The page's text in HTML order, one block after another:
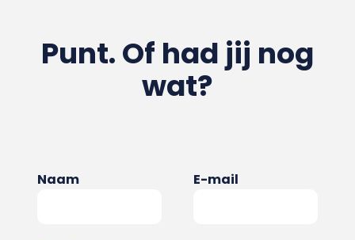
Punt. Of had jij nog
wat?
Naam E-mail